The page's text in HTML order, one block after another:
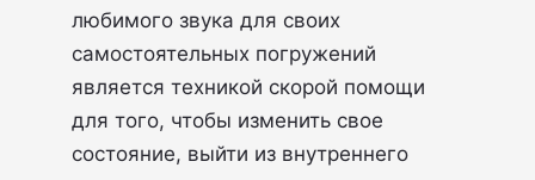
любимого звука для своих
самостоятельных погружений
является техникой скорой помощи
для того, чтобы изменить свое
состояние, выйти из внутреннего